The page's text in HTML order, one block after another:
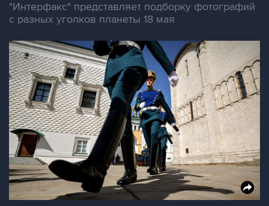
"Интерфакс" представляет подборку фотографий
с разных уголков планеты 18 мая